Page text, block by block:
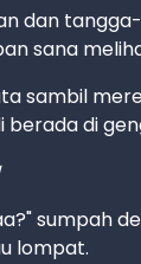
dan
sana
sambil
berada di
sumpah
lompat.